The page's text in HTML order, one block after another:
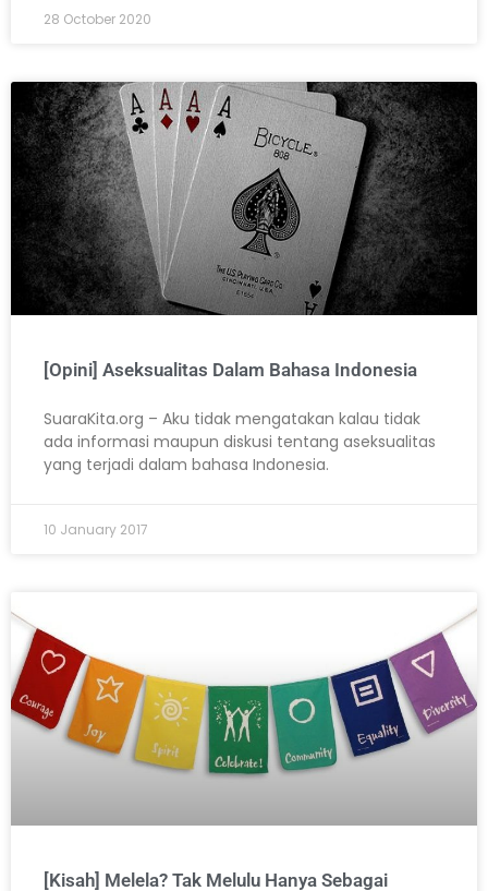
28 October 2020
[Opini] Aseksualitas Dalam Bahasa Indonesia
SuaraKita.org – Aku tidak mengatakan kalau tidak
ada informasi maupun diskusi tentang aseksualitas
yang terjadi dalam bahasa Indonesia.
10 January 2017
[Kisah] Melela? Tak Melulu Hanya Sebagai